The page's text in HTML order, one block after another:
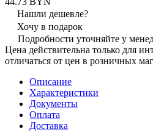
Нашли дешевле?
Хочу в подарок
Подробности уточняйте у
Цена действительна только для
отличаться от цен в розничных
Описание
Характеристики
Документы
Оплата
Доставка